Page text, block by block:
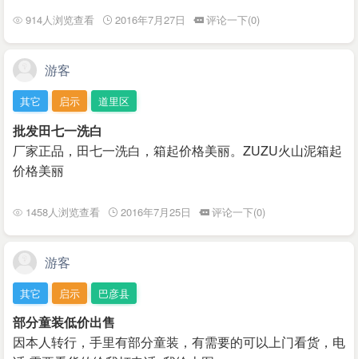
914人浏览查看 2016年7月27日 评论一下(0)
游客
其它 启示 道里区
批发田七一洗白
厂家正品，田七一洗白，箱起价格美丽。ZUZU火山泥箱起
价格美丽
1458人浏览查看 2016年7月25日 评论一下(0)
游客
其它 启示 巴彦县
部分童装低价出售
因本人转行，手里有部分童装，有需要的可以上门看货，电